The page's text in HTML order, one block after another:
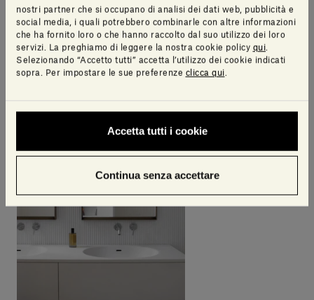
nostri partner che si occupano di analisi dei dati web, pubblicità e
social media, i quali potrebbero combinarle con altre informazioni
che ha fornito loro o che hanno raccolto dal suo utilizzo dei loro
servizi. La preghiamo di leggere la nostra cookie policy qui
Selezionando “Accetto tutti” accetta l’utilizzo dei cookie indicati
sopra. Per impostare le sue preferenze clicca qui
Accetta tutti i cookie
Continua senza accettare